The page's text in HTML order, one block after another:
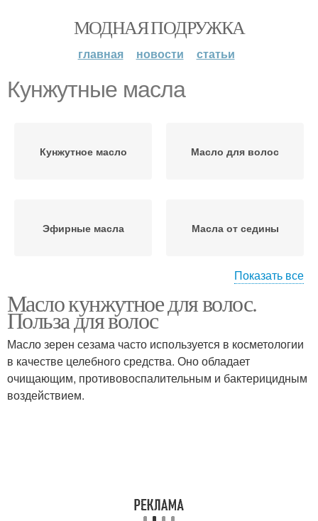
МОДНАЯ ПОДРУЖКА
главная новости статьи
Кунжутные масла
Кунжутное масло Масло для волос
Эфирные масла Масла от седины
Масло для ногтей Льняное масло
Показать все
Масло кунжутное для волос.
Польза для волос
Масло зерен сезама часто используется в косметологии
в качестве целебного средства. Оно обладает
очищающим, противовоспалительным и бактерицидным
воздействием.